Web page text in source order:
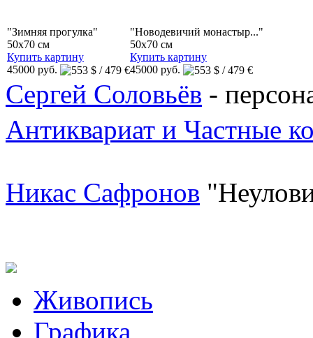
"Зимняя прогулка"
50x70 см
Купить картину
45000 руб.
"Новодевичий монастыр..."
50x70 см
Купить картину
45000 руб.
Сергей Соловьёв -
Антиквариат и Частные
Никас Сафронов
Живопись
Графика